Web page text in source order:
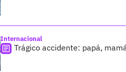
Internacional
Trágico accidente: papá,